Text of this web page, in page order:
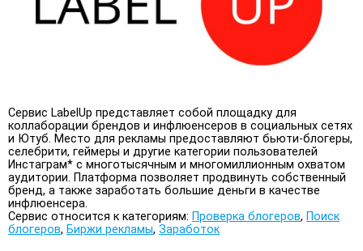
Сервис LabelUp представляет собой площадку для
коллаборации брендов и инфлюенсеров в социальных сетях
и Ютуб. Место для рекламы предоставляют бьюти-блогеры,
селебрити, геймеры и другие категории пользователей
Инстаграм* с многотысячным и многомиллионным охватом
аудитории. Платформа позволяет продвинуть собственный
бренд, а также заработать большие деньги в качестве
инфлюенсера.
Сервис относится к категориям: Проверка блогеров, Поиск
блогеров, Биржи рекламы, Заработок